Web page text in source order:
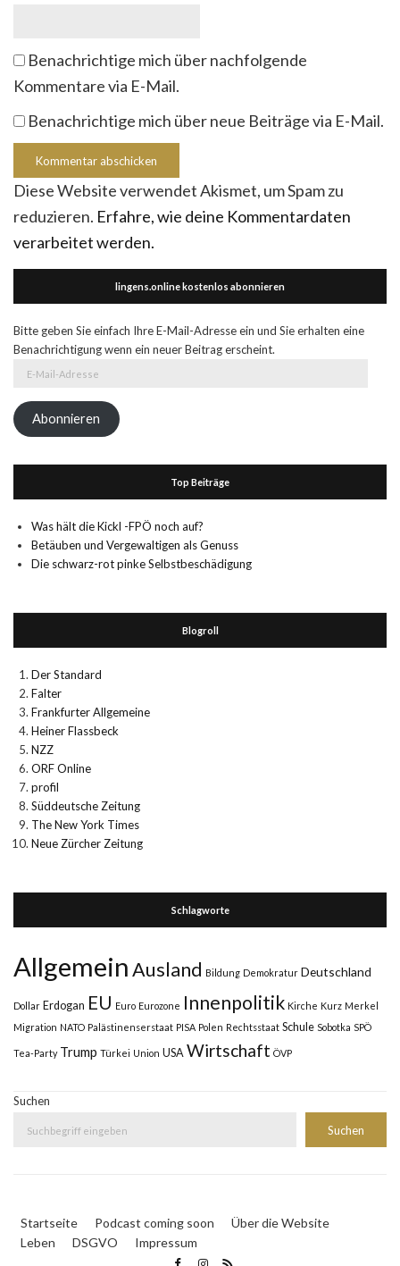
Benachrichtige mich über nachfolgende
Kommentare via E-Mail.
Benachrichtige mich über neue Beiträge via E-Mail.
Diese Website verwendet Akismet, um Spam zu
reduzieren. Erfahre, wie deine Kommentardaten
verarbeitet werden.
lingens.online kostenlos abonnieren
Bitte geben Sie einfach Ihre E-Mail-Adresse ein und Sie erhalten eine
Benachrichtigung wenn ein neuer Beitrag erscheint.
Adresse
Abonnieren
Top Beiträge
Was hält die Kickl -FPÖ noch auf?
Betäuben und Vergewaltigen als Genuss
Die schwarz-rot pinke Selbstbeschädigung
Blogroll
Der Standard
Falter
Frankfurter Allgemeine
Heiner Flassbeck
NZZ
ORF Online
profil
Süddeutsche Zeitung
The New York Times
Neue Zürcher Zeitung
Schlagworte
AllgemeinAusland Bildung Demokratur Deutschland
Dollar Erdogan EU Euro Eurozone Innenpolitik Kirche Kurz Merkel
Migration NATO Palästinenserstaat PISA Polen Rechtsstaat Schule Sobotka SPÖ
Tea-Party Trump Türkei Union USA Wirtschaft ÖVP
Suchen
Suchen
Startseite Podcast coming soon
Über die Website
Leben
DSGVO Impressum